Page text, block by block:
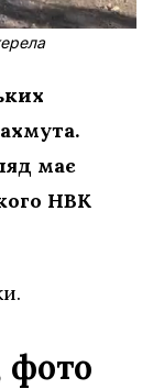
має
НВК
фото